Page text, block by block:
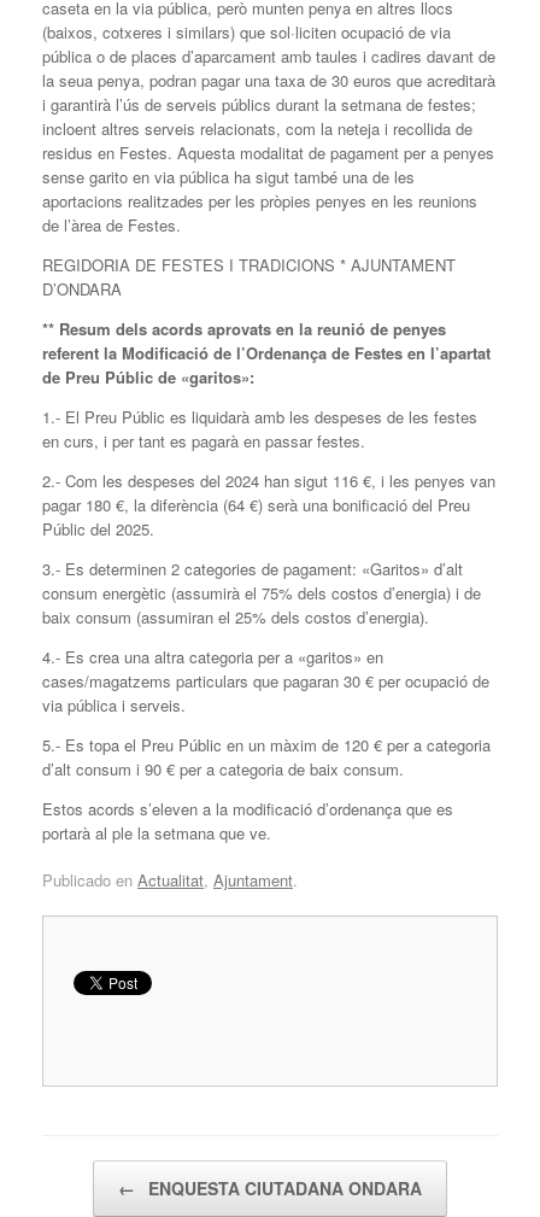
caseta en la via pública, però munten penya en altres llocs
(baixos, cotxeres i similars) que sol·liciten ocupació de via
pública o de places d’aparcament amb taules i cadires davant de
la seua penya, podran pagar una taxa de 30 euros que acreditarà
i garantirà l’ús de serveis públics durant la setmana de festes;
incloent altres serveis relacionats, com la neteja i recollida de
residus en Festes. Aquesta modalitat de pagament per a penyes
sense garito en via pública ha sigut també una de les
aportacions realitzades per les pròpies penyes en les reunions
de l’àrea de Festes.
REGIDORIA DE FESTES I TRADICIONS * AJUNTAMENT
D’ONDARA
** Resum dels acords aprovats en la reunió de penyes
referent la Modificació de l’Ordenança de Festes en l’apartat
de Preu Públic de «garitos»:
1.- El Preu Públic es liquidarà amb les despeses de les festes
en curs, i per tant es pagarà en passar festes.
2.- Com les despeses del 2024 han sigut 116 €, i les penyes van
pagar 180 €, la diferència (64 €) serà una bonificació del Preu
Públic del 2025.
3.- Es determinen 2 categories de pagament: «Garitos» d’alt
consum energètic (assumirà el 75% dels costos d’energia) i de
baix consum (assumiran el 25% dels costos d’energia).
4.- Es crea una altra categoria per a «garitos» en
cases/magatzems particulars que pagaran 30 € per ocupació de
via pública i serveis.
5.- Es topa el Preu Públic en un màxim de 120 € per a categoria
d’alt consum i 90 € per a categoria de baix consum.
Estos acords s’eleven a la modificació d’ordenança que es
portarà al ple la setmana que ve.
Publicado en Actualitat, Ajuntament.
← ENQUESTA CIUTADANA ONDARA